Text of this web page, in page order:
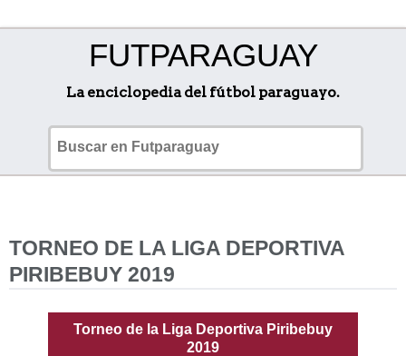
FUTPARAGUAY
La enciclopedia del fútbol paraguayo.
TORNEO DE LA LIGA DEPORTIVA
PIRIBEBUY 2019
Torneo de la Liga Deportiva Piribebuy
2019